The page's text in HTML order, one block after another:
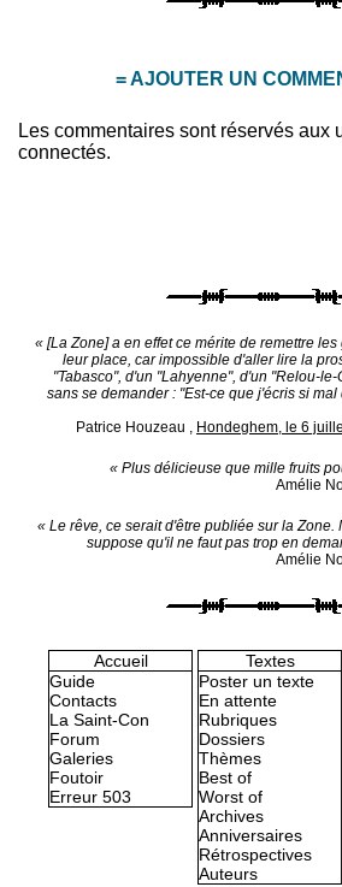
= AJOUTER UN
Les commentaires sont réservés aux
connectés.
« [La Zone] a en effet ce mérite de remettre les
leur place, car impossible d'aller lire la
"Tabasco", d'un "Lahyenne", d'un "Relou-le-
sans se demander : "Est-ce que j'écris si mal
Patrice Houzeau , Hondeghem, le 6
« Plus délicieuse que mille fruits
Amélie
« Le rêve, ce serait d'être publiée sur la Zone.
suppose qu'il ne faut pas trop en
Amélie
Accueil
Guide
Contacts
La Saint-Con
Forum
Galeries
Foutoir
Erreur 503
Textes
Poster un texte
En attente
Rubriques
Dossiers
Thèmes
Best of
Worst of
Archives
Anniversaires
Rétrospectives
Auteurs